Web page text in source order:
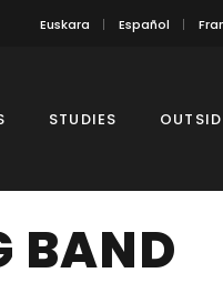
Euskara Español
STUDIES
BAND